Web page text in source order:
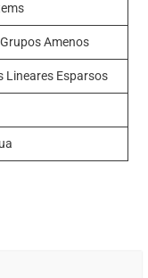
Amenos
Lineares Esparsos